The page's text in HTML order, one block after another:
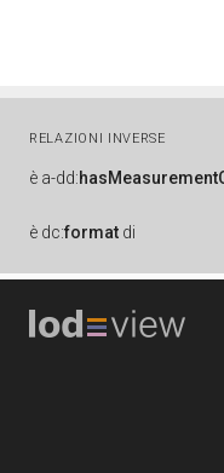
RELAZIONI INVERSE
è a-dd:
è dc:format di